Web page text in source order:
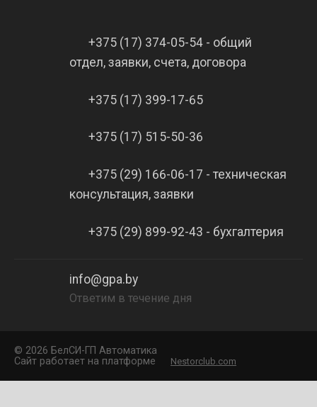
+375 (17) 374-05-54 - общий
отдел, заявки, счета, договора
+375 (17) 399-17-65
+375 (17) 515-50-36
+375 (29) 166-06-17 - техническая
консультация, заявки
+375 (29) 899-92-43 - бухгалтерия
info@gpa.by
Ответим в течение дня
© 2026 БелCИ-ГП Автоматика
Сайт работает на платформе
Nestorclub.com